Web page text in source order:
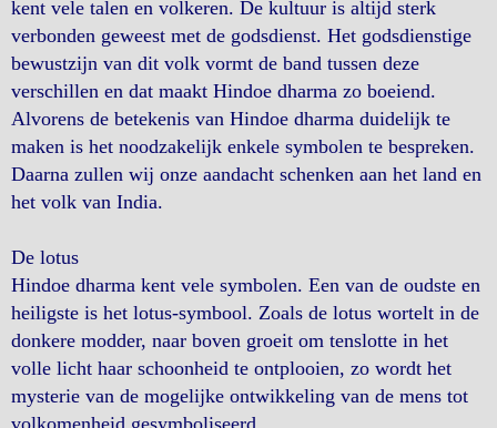
kent vele talen en volkeren. De kultuur is altijd sterk
verbonden geweest met de godsdienst. Het godsdienstige
bewustzijn van dit volk vormt de band tussen deze
verschillen en dat maakt Hindoe dharma zo boeiend.
Alvorens de betekenis van Hindoe dharma duidelijk te
maken is het noodzakelijk enkele symbolen te bespreken.
Daarna zullen wij onze aandacht schenken aan het land en
het volk van India.
De lotus
Hindoe dharma kent vele symbolen. Een van de oudste en
heiligste is het lotus-symbool. Zoals de lotus wortelt in de
donkere modder, naar boven groeit om tenslotte in het
volle licht haar schoonheid te ontplooien, zo wordt het
mysterie van de mogelijke ontwikkeling van de mens tot